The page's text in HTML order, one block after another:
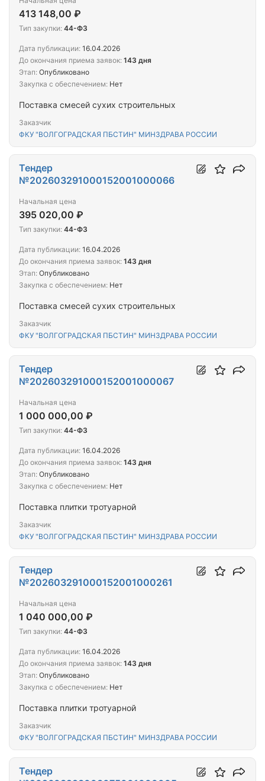
Поставка смесей сухих строительных
Заказчик
ФКУ "ВОЛГОГРАДСКАЯ ПБСТИН" МИНЗДРАВА РОССИИ
413 148,00 ₽
Тип закупки: 44-ФЗ
Дата публикации: 16.04.2026
До окончания приема заявок: 143 дня
Этап: Опубликовано
Закупка с обеспечением: Нет
Поставка смесей сухих строительных
Заказчик
ФКУ "ВОЛГОГРАДСКАЯ ПБСТИН" МИНЗДРАВА РОССИИ
Тендер
№202603291000152001000066
Начальная цена
395 020,00 ₽
Тип закупки: 44-ФЗ
Дата публикации: 16.04.2026
До окончания приема заявок: 143 дня
Этап: Опубликовано
Закупка с обеспечением: Нет
Поставка плитки тротуарной
Заказчик
ФКУ "ВОЛГОГРАДСКАЯ ПБСТИН" МИНЗДРАВА РОССИИ
Тендер
№202603291000152001000067
Начальная цена
1 000 000,00 ₽
Тип закупки: 44-ФЗ
Дата публикации: 16.04.2026
До окончания приема заявок: 143 дня
Этап: Опубликовано
Закупка с обеспечением: Нет
Поставка плитки тротуарной
Заказчик
ФКУ "ВОЛГОГРАДСКАЯ ПБСТИН" МИНЗДРАВА РОССИИ
Тендер
№202603291000152001000261
Начальная цена
1 040 000,00 ₽
Тип закупки: 44-ФЗ
Дата публикации: 16.04.2026
До окончания приема заявок: 143 дня
Этап: Опубликовано
Закупка с обеспечением: Нет
Тендер